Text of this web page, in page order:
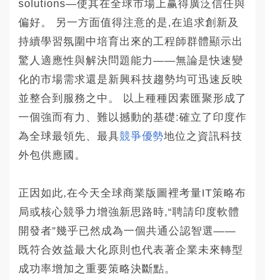
solutions—使其在全球市場上赢得廣泛信任與
偏好。 另一方面值得注意的是,在追求創新及
持續學習氛圍中培育出來的工程師群體顯示出
驚人適應性與解決問題能力——無論是快速變
化的市場需求還是新興科技趨勢均可迅速反映
並整合到服務之中。 以上種種因素匯聚形成了
一個強而有力、難以撼動的基礎:確立了印度作
為全球最領先、最具競爭優勢地位之資訊科技
外包供應國。
正因如此,在今天全球商業版圖裡考量IT策略布
局或核心競爭力增強新思路時,“聘請印度軟體
開發者”幾乎已然成為一個共通公認智選——
既符合效益最大化原則也代表著企業未來轉型
成功率增加之重要策略決斷點。